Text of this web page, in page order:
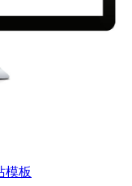
模板